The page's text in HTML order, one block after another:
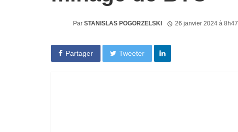
Par STANISLAS POGORZELSKI 26 janvier 2024 à 8h47
Partager Tweeter